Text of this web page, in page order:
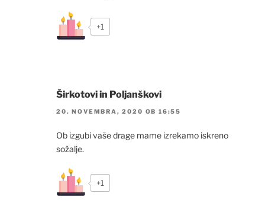
+1
Širkotovi in Poljanškovi
20. NOVEMBRA, 2020 OB 16:55
Ob izgubi vaše drage mame izrekamo iskreno
sožalje.
+1